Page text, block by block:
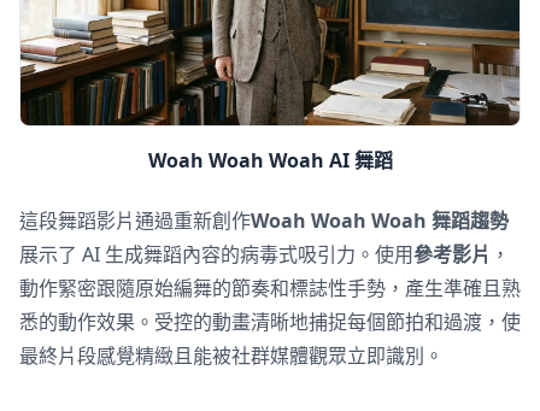
Woah Woah Woah AI 舞蹈
這段舞蹈影片通過重新創作Woah Woah Woah 舞蹈趨勢
展示了 AI 生成舞蹈內容的病毒式吸引力。使用參考影片 ，
動作緊密跟隨原始編舞的節奏和標誌性手勢，產生準確且熟
悉的動作效果。受控的動畫清晰地捕捉每個節拍和過渡，使
最終片段感覺精緻且能被社群媒體觀眾立即識別。